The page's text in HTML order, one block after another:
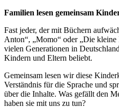
Familien lesen gemeinsam
Fast jeder, der mit Büchern
Anton“, „Momo“ oder „Die
vielen Generationen in
Kindern und Eltern beliebt.
Gemeinsam lesen wir diese
Verständnis für die Sprache und
über die Inhalte. Was gefällt den
haben sie mit uns zu tun?